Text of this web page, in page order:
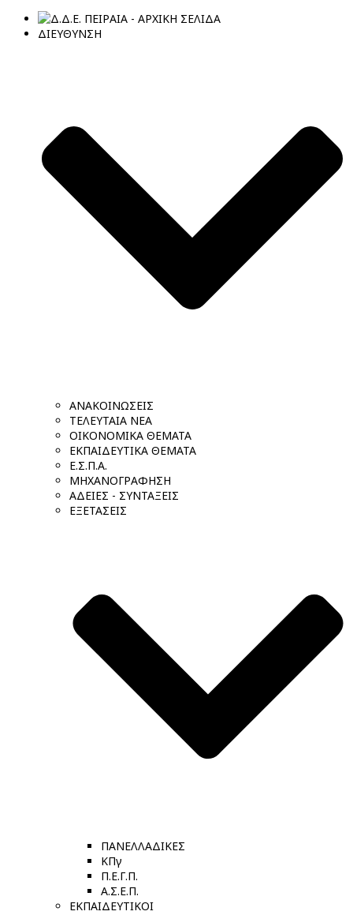
ΔΙΕΥΘΥΝΣΗ
ΑΝΑΚΟΙΝΩΣΕΙΣ
ΤΕΛΕΥΤΑΙΑ ΝΕΑ
ΟΙΚΟΝΟΜΙΚΑ ΘΕΜΑΤΑ
ΕΚΠΑΙΔΕΥΤΙΚΑ ΘΕΜΑΤΑ
Ε.Σ.Π.Α.
ΜΗΧΑΝΟΓΡΑΦΗΣΗ
ΑΔΕΙΕΣ - ΣΥΝΤΑΞΕΙΣ
ΕΞΕΤΑΣΕΙΣ
ΠΑΝΕΛΛΑΔΙΚΕΣ
ΚΠγ
Π.Ε.Γ.Π.
Α.Σ.Ε.Π.
ΕΚΠΑΙΔΕΥΤΙΚΟΙ